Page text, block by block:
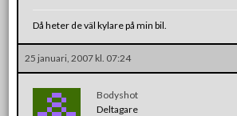
Då heter de väl kylare på min bil.
25 januari, 2007 kl. 07:24
Bodyshot
Deltagare